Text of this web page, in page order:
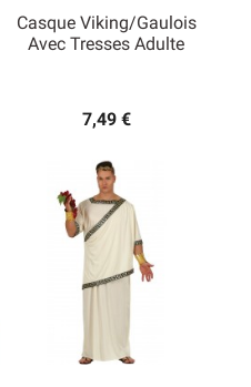
Casque Viking/Gaulois
Avec Tresses Adulte
7,49 €